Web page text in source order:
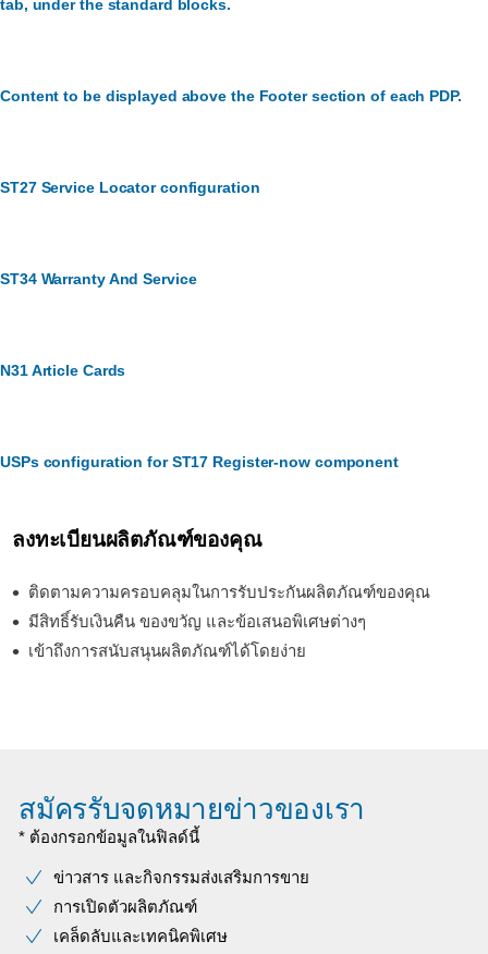
tab, under the standard blocks.
Content to be displayed above the Footer section of each PDP.
ST27 Service Locator configuration
ST34 Warranty And Service
N31 Article Cards
USPs configuration for ST17 Register-now component
ลงทะเบียนผลิตภัณฑ์ของคุณ
ติดตามความครอบคลุมในการรับประกันผลิตภัณฑ์ของคุณ
มีสิทธิ์รับเงินคืน ของขวัญ และข้อเสนอพิเศษต่างๆ
เข้าถึงการสนับสนุนผลิตภัณฑ์ได้โดยง่าย
สมัครรับจดหมายข่าวของเรา
* ต้องกรอกข้อมูลในฟิลด์นี้
ข่าวสาร และกิจกรรมส่งเสริมการขาย
การเปิดตัวผลิตภัณฑ์
เคล็ดลับและเทคนิคพิเศษ